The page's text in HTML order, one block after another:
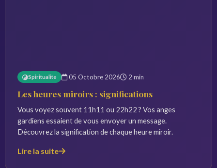
Spiritualite 05 Octobre 2026 2 min
Les heures miroirs : significations
Vous voyez souvent 11h11 ou 22h22 ? Vos anges
gardiens essaient de vous envoyer un message.
Découvrez la signification de chaque heure miroir.
Lire la suite